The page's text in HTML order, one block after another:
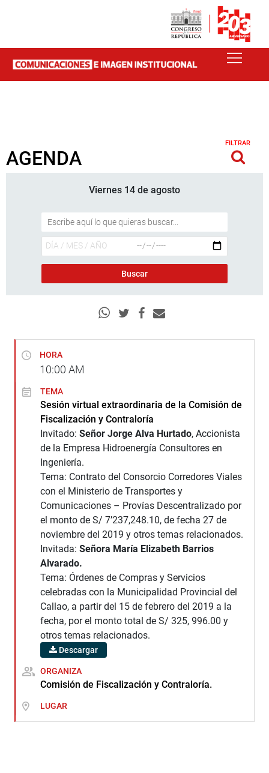
AGENDA
FILTRAR
Viernes 14 de agosto
HORA
10:00 AM
TEMA
Sesión virtual extraordinaria de la Comisión de
Fiscalización y Contraloría
Invitado: Señor Jorge Alva Hurtado, Accionista
de la Empresa Hidroenergía Consultores en
Ingeniería.
Tema: Contrato del Consorcio Corredores Viales
con el Ministerio de Transportes y
Comunicaciones – Provías Descentralizado por
el monto de S/ 7’237,248.10, de fecha 27 de
noviembre del 2019 y otros temas relacionados.
Invitada: Señora María Elizabeth Barrios
Alvarado.
Tema: Órdenes de Compras y Servicios
celebradas con la Municipalidad Provincial del
Callao, a partir del 15 de febrero del 2019 a la
fecha, por el monto total de S/ 325, 996.00 y
otros temas relacionados.
Descargar
ORGANIZA
Comisión de Fiscalización y Contraloría.
LUGAR